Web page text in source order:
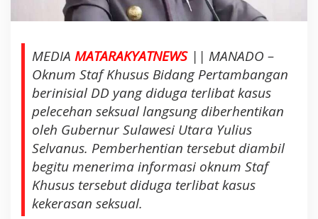
a
n
s
A
m
b
i
l
L
a
n
g
MEDIA MATARAKYATNEWS|| MANADO –
Oknum Staf Khusus Bidang Pertambangan
berinisial DD yang diduga terlibat kasus
pelecehan seksual langsung diberhentikan
oleh Gubernur Sulawesi Utara Yulius
Selvanus. Pemberhentian tersebut diambil
begitu menerima informasi oknum Staf
Khusus tersebut diduga terlibat kasus
kekerasan seksual.